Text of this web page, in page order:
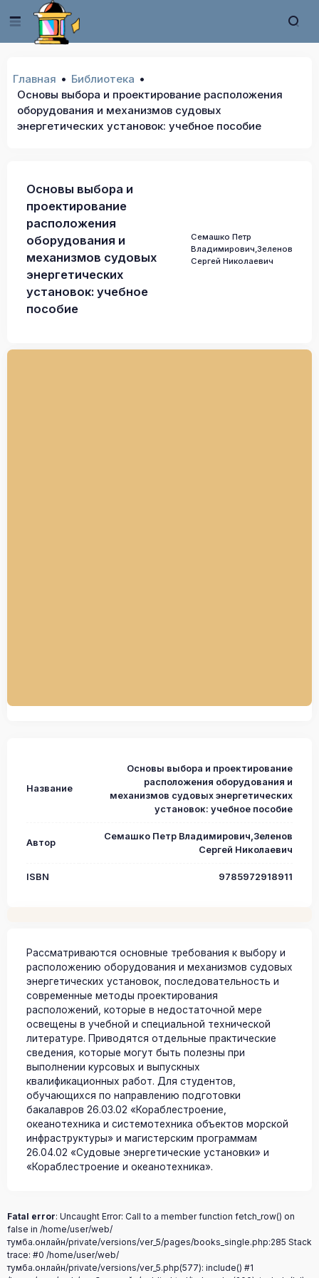
Главная
Библиотека
Основы выбора и проектирование расположения
оборудования и механизмов судовых
энергетических установок: учебное пособие
Основы выбора и
проектирование
расположения
оборудования и
механизмов судовых
энергетических
установок: учебное
пособие
Семашко Петр
Владимирович,Зеленов
Сергей Николаевич
Название
Основы выбора и проектирование
расположения оборудования и
механизмов судовых энергетических
установок: учебное пособие
Автор
Семашко Петр Владимирович,Зеленов
Сергей Николаевич
ISBN 9785972918911
Рассматриваются основные требования к выбору и
расположению оборудования и механизмов судовых
энергетических установок, последовательность и
современные методы проектирования
расположений, которые в недостаточной мере
освещены в учебной и специальной технической
литературе. Приводятся отдельные практические
сведения, которые могут быть полезны при
выполнении курсовых и выпускных
квалификационных работ. Для студентов,
обучающихся по направлению подготовки
бакалавров 26.03.02 «Кораблестроение,
океанотехника и системотехника объектов морской
инфраструктуры» и магистерским программам
26.04.02 «Судовые энергетические установки» и
«Кораблестроение и океанотехника».
Fatal error: Uncaught Error: Call to a member function fetch_row() on
false in /home/user/web/
тумба.онлайн/private/versions/ver_5/pages/books_single.php:285 Stack
trace: #0 /home/user/web/
тумба.онлайн/private/versions/ver_5.php(577): include() #1